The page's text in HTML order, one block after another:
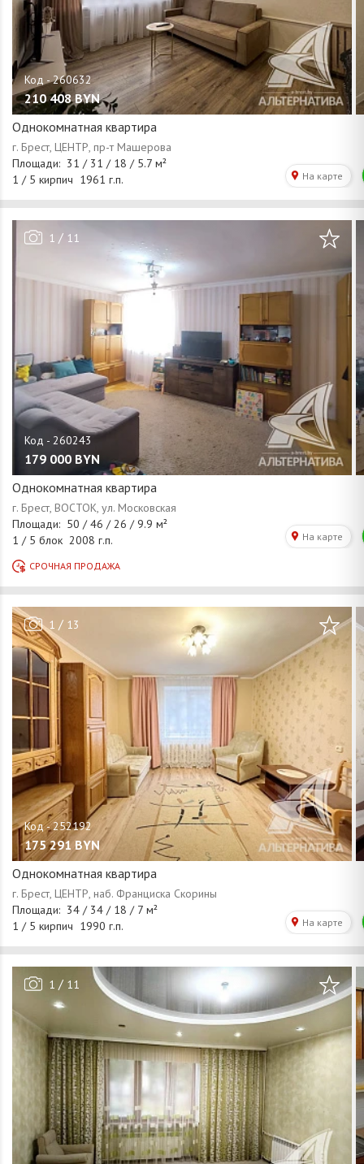
210 408 BYN
Однокомнатная квартира
1 / 11
179 000 BYN
Однокомнатная квартира
1 / 13
175 291 BYN
Однокомнатная квартира
1 / 11